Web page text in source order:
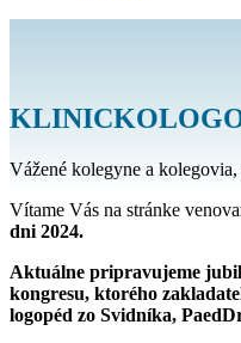
Vážené kolegyne a
Vítame Vás na stránke
dni 2024.
Aktuálne pripravujeme
kongresu, ktorého
logopéd zo Svidníka,